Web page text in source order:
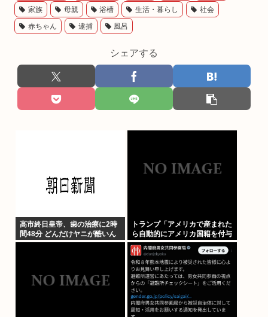
家族 母親 浴槽 生活・暮らし
社会
赤ちゃん
逮捕 風呂
シェアする
高市終日皇帝、歯の治療に2時
間48分 どんだけヤニが酷いん
だ
トランプ「アメリカで産まれた
ら自動的にアメリカ国籍を付与
するのをやめる！」